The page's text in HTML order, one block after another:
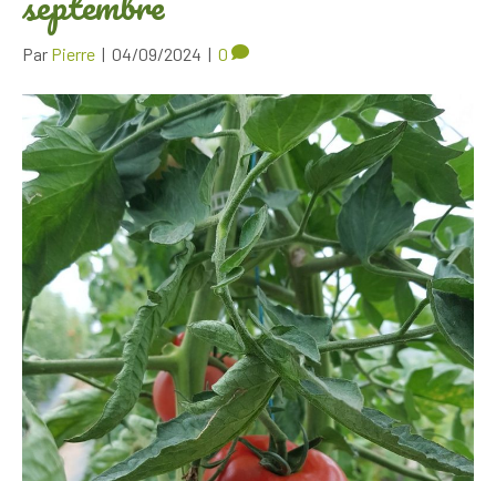
Par Pierre | 04/09/2024 | 0